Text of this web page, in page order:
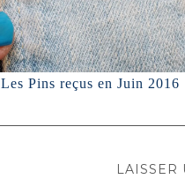
Les Pins reçus en Juin 2016
LAISSER